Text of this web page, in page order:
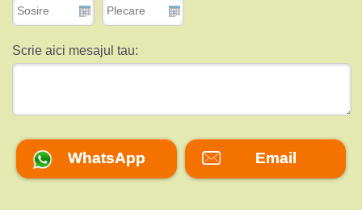
Scrie aici mesajul tau:
WhatsApp Email